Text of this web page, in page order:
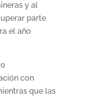
y al
parte
el año
con
que las